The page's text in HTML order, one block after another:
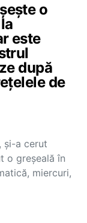
o
este
după
de
şi-a cerut
o greşeală în
miercuri,